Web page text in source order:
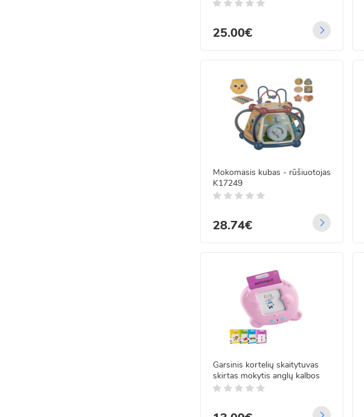
25.00€
Mokomasis kubas - rūšiuotojas
K17249
28.74€
Garsinis kortelių skaitytuvas
skirtas mokytis anglų kalbos